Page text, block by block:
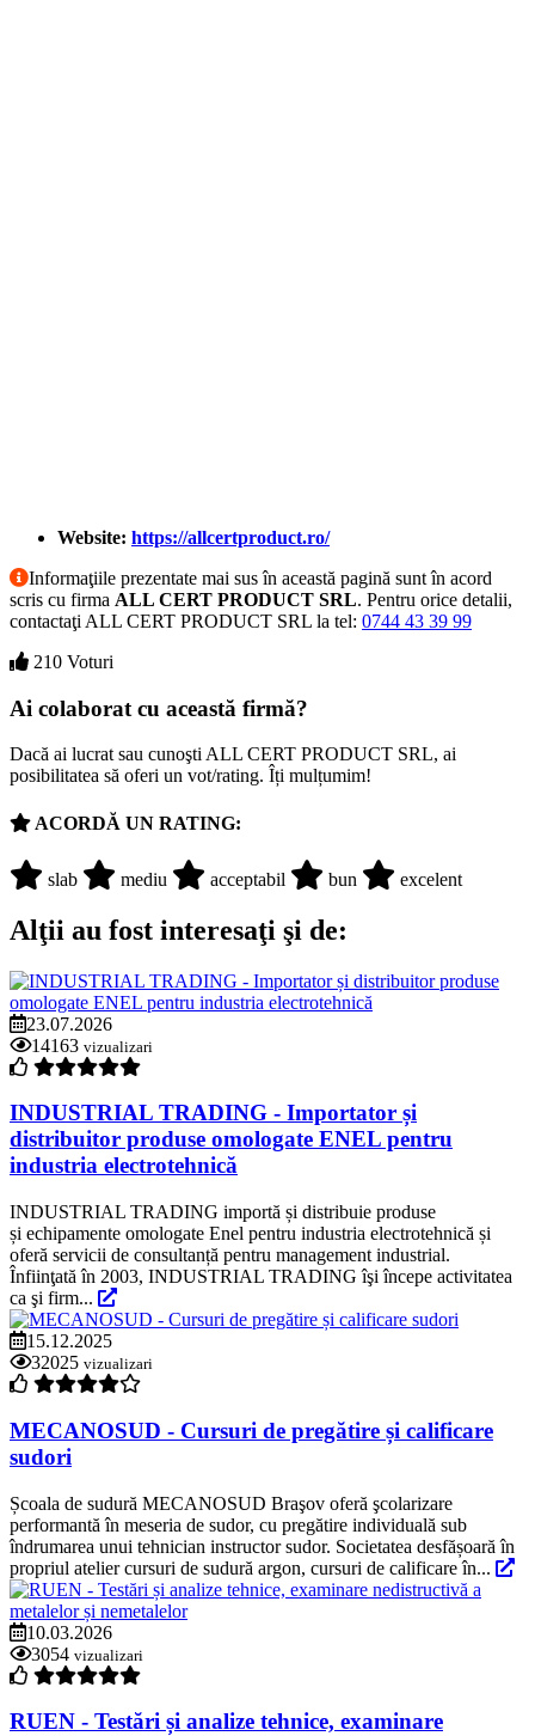
Website: https://allcertproduct.ro/
Informaţiile prezentate mai sus în această pagină sunt în acord
scris cu firma ALL CERT PRODUCT SRL. Pentru orice detalii,
contactaţi ALL CERT PRODUCT SRL la tel: 0744 43 39 99
210 Voturi
Ai colaborat cu această firmă?
Dacă ai lucrat sau cunoşti ALL CERT PRODUCT SRL, ai
posibilitatea să oferi un vot/rating. Îți mulțumim!
ACORDĂ UN RATING:
slab mediu acceptabil bun excelent
Alţii au fost interesaţi şi de:
23.07.2026
14163 vizualizari
INDUSTRIAL TRADING - Importator și
distribuitor produse omologate ENEL pentru
industria electrotehnică
INDUSTRIAL TRADING importă și distribuie produse
și echipamente omologate Enel pentru industria electrotehnică și
oferă servicii de consultanță pentru management industrial.
Înfiinţată în 2003, INDUSTRIAL TRADING îşi începe activitatea
ca şi firm...
15.12.2025
32025 vizualizari
MECANOSUD - Cursuri de pregătire și calificare
sudori
Școala de sudură MECANOSUD Braşov oferă şcolarizare
performantă în meseria de sudor, cu pregătire individuală sub
îndrumarea unui tehnician instructor sudor. Societatea desfășoară în
propriul atelier cursuri de sudură argon, cursuri de calificare în...
10.03.2026
3054 vizualizari
RUEN - Testări și analize tehnice, examinare